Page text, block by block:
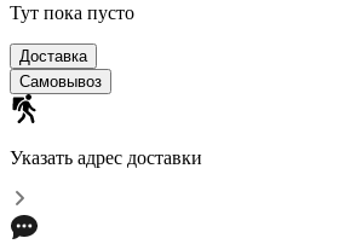
Тут пока пусто
Доставка
Самовывоз
Указать адрес доставки